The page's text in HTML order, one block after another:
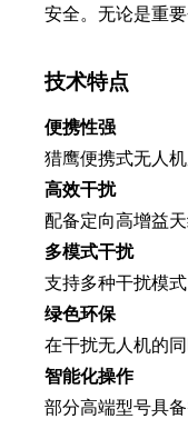
安全。无论是重
技术特点
便携性强
猎鹰便携式无人
高效干扰
配备定向高增益
多模式干扰
支持多种干扰模
绿色环保
在干扰无人机的
智能化操作
部分高端型号具